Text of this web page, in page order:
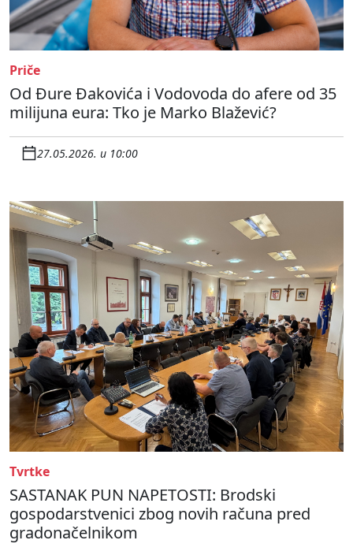
Priče
Od Đure Đakovića i Vodovoda do afere od 35
milijuna eura: Tko je Marko Blažević?
27.05.2026. u 10:00
Tvrtke
SASTANAK PUN NAPETOSTI: Brodski
gospodarstvenici zbog novih računa pred
gradonačelnikom